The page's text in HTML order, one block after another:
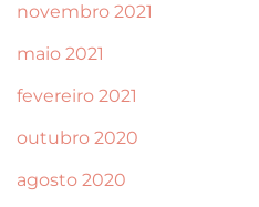
novembro 2021
maio 2021
fevereiro 2021
outubro 2020
agosto 2020